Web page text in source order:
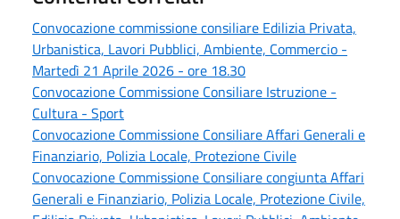
Convocazione commissione consiliare Edilizia Privata,
Urbanistica, Lavori Pubblici, Ambiente, Commercio -
Martedì 21 Aprile 2026 - ore 18.30
Convocazione Commissione Consiliare Istruzione -
Cultura - Sport
Convocazione Commissione Consiliare Affari Generali e
Finanziario, Polizia Locale, Protezione Civile
Convocazione Commissione Consiliare congiunta Affari
Generali e Finanziario, Polizia Locale, Protezione Civile,